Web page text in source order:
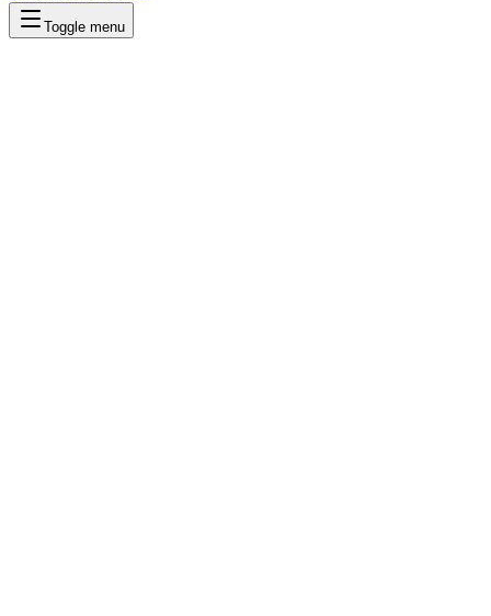
Toggle menu